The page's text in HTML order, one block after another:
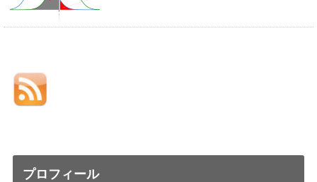
プロフィール